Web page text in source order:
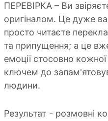
ПЕРЕВІРКА – Ви
оригіналом. Це дуже
просто читаєте
та припущення; а це
емоції стосовно
ключем до
людини.
Результат - розмовні